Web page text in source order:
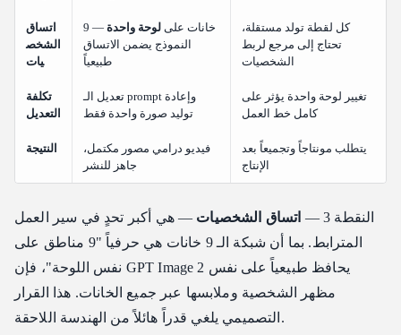
اتساق
الشخص
يات
9 خانات على لوحة واحدة —
النموذج يضمن الاتساق
طبيعياً
كل لقطة تولد مستقلة،
تحتاج إلى مرجع لربط
الشخصيات
تكلفة
التعديل
تعديل الـ prompt وإعادة
توليد صورة واحدة فقط
تغيير لوحة واحدة يؤثر على
كامل خط العمل
النتيجة
فيديو درامي مصور مكتمل،
جاهز للنشر
يتطلب مونتاجاً وتجميعاً بعد
الإنتاج
النقطة 3 — اتساق الشخصيات — هي أكبر تحدٍ في سير العمل
المترابط. بما أن شبكة الـ 9 خانات هي حرفياً "9 مناطق على
نفس اللوحة"، فإن GPT Image 2 يحافظ طبيعياً على نفس
مظهر الشخصية وملابسها عبر جميع الخانات. هذا القرار
التصميمي يلغي قدراً هائلاً من الهندسة اللاحقة.